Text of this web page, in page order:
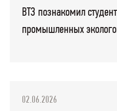
ВТЗ познакомил
промышленных
02.06.2026